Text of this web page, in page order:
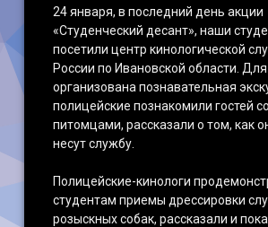
24 января, в последний день акции
«Студенческий десант», наши
посетили центр кинологической
России по Ивановской области.
организована познавательная
полицейские познакомили гостей
питомцами, рассказали о том, как
несут службу.
Полицейские-кинологи
студентам приемы дрессировки
розыскных собак, рассказали и